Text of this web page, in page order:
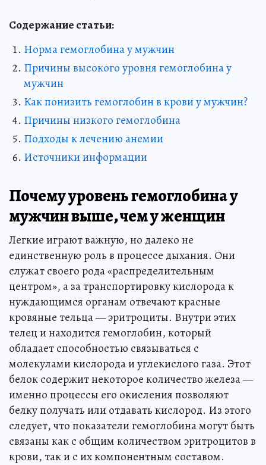
Содержание статьи:
Норма гемоглобина у мужчин
Причины высокого уровня гемоглобина у
мужчин
Как понизить гемоглобин в крови у мужчин?
Причины низкого гемоглобина
Подходы к лечению анемии
Источники информации
Почему уровень гемоглобина у
мужчин выше, чем у женщин
Легкие играют важную, но далеко не
единственную роль в процессе дыхания. Они
служат своего рода «распределительным
центром», а за транспортировку кислорода к
нуждающимся органам отвечают красные
кровяные тельца — эритроциты. Внутри этих
телец и находится гемоглобин, который
обладает способностью связываться с
молекулами кислорода и углекислого газа. Этот
белок содержит некоторое количество железа —
именно процессы его окисления позволяют
белку получать или отдавать кислород. Из этого
следует, что показатели гемоглобина могут быть
связаны как с общим количеством эритроцитов в
крови, так и с их компонентным составом.